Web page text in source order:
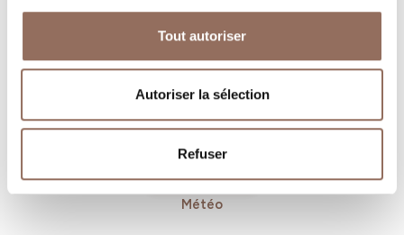
Tout autoriser
Autoriser la sélection
Refuser
Météo